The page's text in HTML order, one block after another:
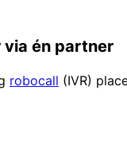
via én partner
robocall (IVR)